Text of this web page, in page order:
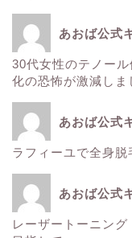
あおば公式
30代女性のテノー
化の恐怖が激減しま
あおば公式
ラフィーユで全身脱
あおば公式
レーザートーニン